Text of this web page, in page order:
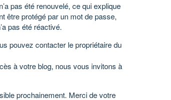
pas été renouvelé, ce qui explique
être protégé par un mot de passe,
pas été réactivé.
pouvez contacter le propriétaire du
à votre blog, nous vous invitons à
prochainement. Merci de votre